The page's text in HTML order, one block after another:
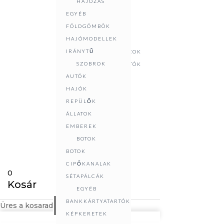
KIEGÉSZÍTŐK
EGYÉB
KIEGÉSZÍTŐK
HÖLGYEKNEK
GYÓGYSZERESDOBOZOK
NÉVJEGYKÁRTYATARTÓK
ÜDVÖZLŐKÁRTYÁK
ZSEBTÜKRÖK,
KULCSTARTÓK
SZOBROK
AUTÓK
HAJÓK
REPÜLŐK
ÁLLATOK
EMBEREK
TERÍTETT
ASZTAL
GYERTYÁK,
EGYÉB
FÖLDGÖMBÖK
HAJÓMODELLEK
IRÁNYTŰ
SZOBROK
AUTÓK
HAJÓK
REPÜLŐK
ÁLLATOK
EMBEREK
BOTOK
BOTOK
CIPŐKANALAK
SÉTAPÁLCÁK
EGYÉB
BANKKÁRTYATARTÓK
KÉPKERETEK
Hétfő, Szerda,
Péntek 10:00-14:00
Kedd, Csütörtök
0
Kosár
Üres a kosarad Webshop